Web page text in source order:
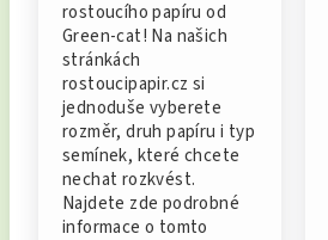
rostoucího papíru od
Green-cat! Na našich
stránkách
rostoucipapir.cz si
jednoduše vyberete
rozměr, druh papíru i typ
semínek, které chcete
nechat rozkvést.
Najdete zde podrobné
informace o tomto